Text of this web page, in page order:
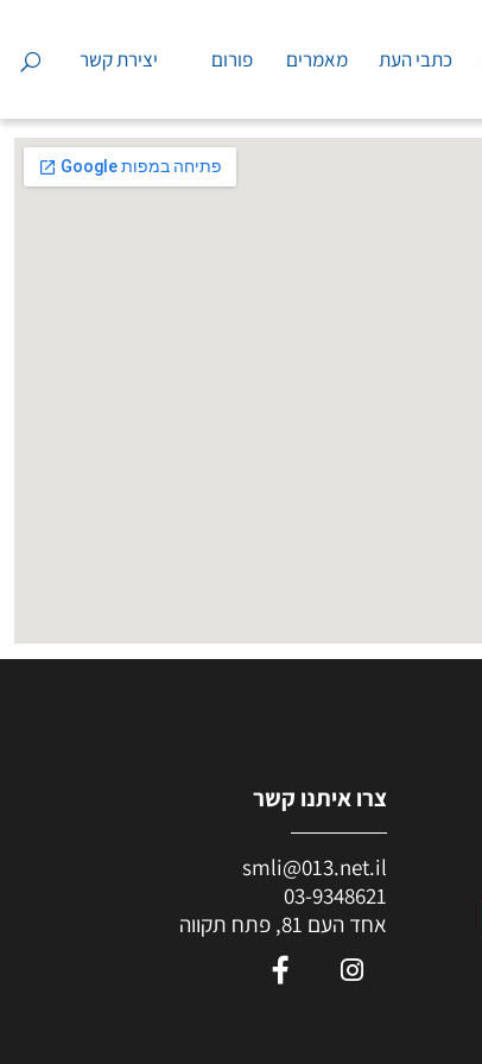
כתבי העת מאמרים פורום יצירת קשר
צרו איתנו קשר
smli@013.net.il
03-9348621
אחד העם 81, פתח תקווה